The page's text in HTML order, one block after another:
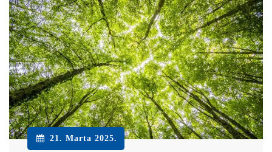
21. Marta 2025.